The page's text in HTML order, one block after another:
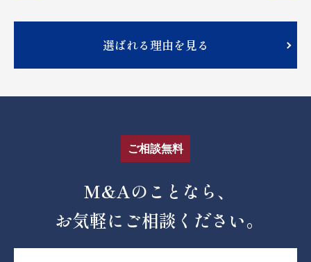
選ばれる理由を見る
ご相談無料
M&Aのことなら、
お気軽にご相談ください。